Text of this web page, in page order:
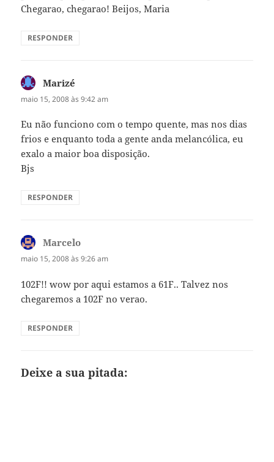
Chegarao, chegarao! Beijos, Maria
RESPONDER
Marizé
maio 15, 2008 às 9:42 am
Eu não funciono com o tempo quente, mas nos dias
frios e enquanto toda a gente anda melancólica, eu
exalo a maior boa disposição.
Bjs
RESPONDER
Marcelo
maio 15, 2008 às 9:26 am
102F!! wow por aqui estamos a 61F.. Talvez nos
chegaremos a 102F no verao.
RESPONDER
Deixe a sua pitada: